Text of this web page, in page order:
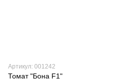
Артикул: 001242
Томат "Бона F1"